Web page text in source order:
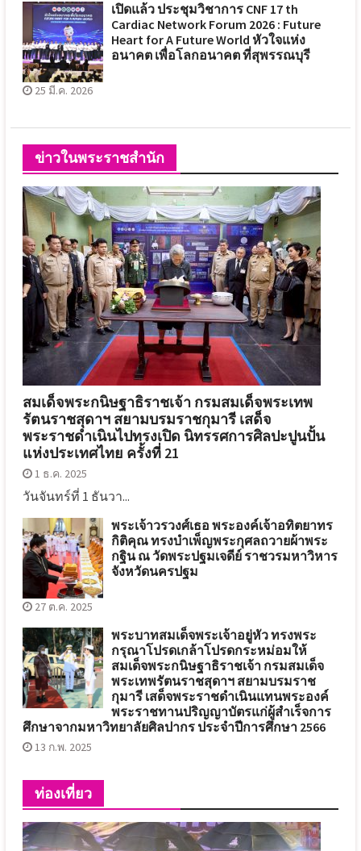
เปิดแล้ว ประชุมวิชาการ CNF 17 th
Cardiac Network Forum 2026 : Future
Heart for A Future World หัวใจแห่ง
อนาคต เพื่อโลกอนาคต ที่สุพรรณบุรี
25 มี.ค. 2026
ข่าวในพระราชสำนัก
สมเด็จพระกนิษฐาธิราชเจ้า กรมสมเด็จพระเทพ
รัตนราชสุดาฯ สยามบรมราชกุมารี เสด็จ
พระราชดำเนินไปทรงเปิด นิทรรศการศิลปะปูนปั้น
แห่งประเทศไทย ครั้งที่ 21
1 ธ.ค. 2025
วันจันทร์ที่ 1 ธันวา...
พระเจ้าวรวงศ์เธอ พระองค์เจ้าอทิตยาทร
กิติคุณ ทรงบำเพ็ญพระกุศลถวายผ้าพระ
กฐิน ณ วัดพระปฐมเจดีย์ ราชวรมหาวิหาร
จังหวัดนครปฐม
27 ต.ค. 2025
พระบาทสมเด็จพระเจ้าอยู่หัว ทรงพระ
กรุณาโปรดเกล้าโปรดกระหม่อมให้
สมเด็จพระกนิษฐาธิราชเจ้า กรมสมเด็จ
พระเทพรัตนราชสุดาฯ สยามบรมราช
กุมารี เสด็จพระราชดำเนินแทนพระองค์
พระราชทานปริญญาบัตรแก่ผู้สำเร็จการ
ศึกษาจากมหาวิทยาลัยศิลปากร ประจำปีการศึกษา 2566
13 ก.พ. 2025
ท่องเที่ยว